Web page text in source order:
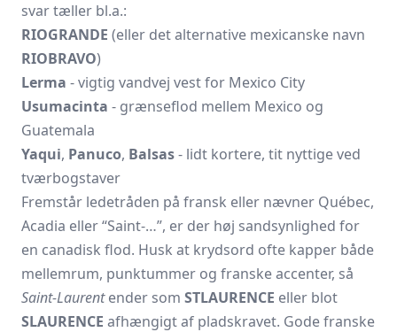
svar tæller bl.a.:
RIOGRANDE (eller det alternative mexicanske navn
RIOBRAVO)
Lerma - vigtig vandvej vest for Mexico City
Usumacinta - grænseflod mellem Mexico og
Guatemala
Yaqui, Panuco, Balsas- lidt kortere, tit nyttige ved
tværbogstaver
Fremstår ledetråden på fransk eller nævner Québec,
Acadia eller “Saint-…”, er der høj sandsynlighed for
en canadisk flod. Husk at krydsord ofte kapper både
mellemrum, punktummer og franske accenter, så
Saint-Laurentender som STLAURENCE eller blot
SLAURENCE afhængigt af pladskravet. Gode franske